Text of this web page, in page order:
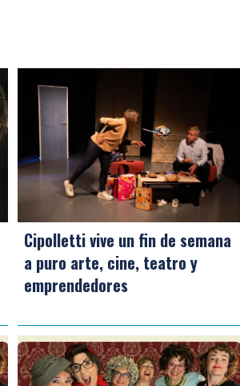
Cipolletti vive un fin de semana
a puro arte, cine, teatro y
emprendedores